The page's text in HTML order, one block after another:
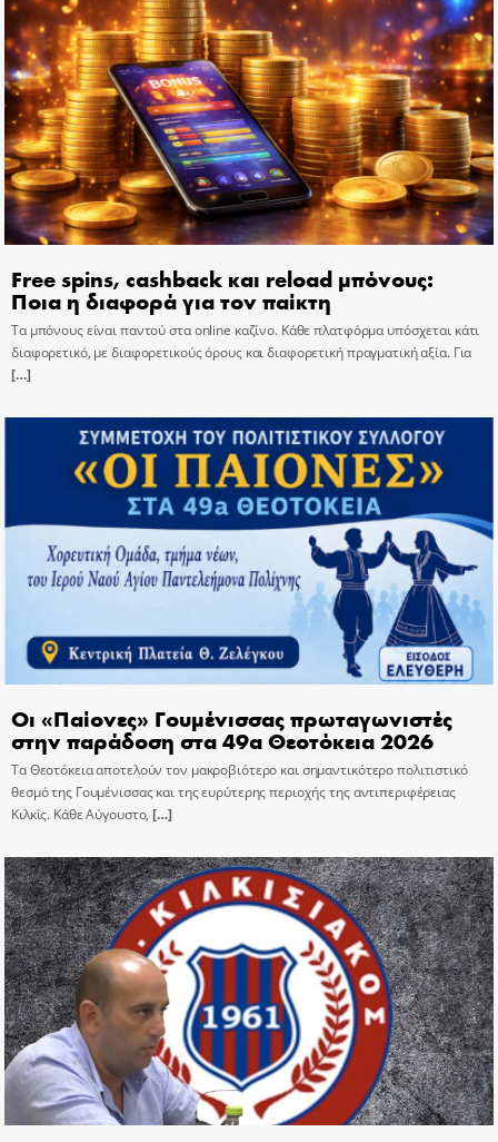
Free spins, cashback και reload μπόνους:
Ποια η διαφορά για τον παίκτη
Τα μπόνους είναι παντού στα online καζίνο. Κάθε πλατφόρμα υπόσχεται κάτι
διαφορετικό, με διαφορετικούς όρους και διαφορετική πραγματική αξία. Για
[…]
Οι «Παίονες» Γουμένισσας πρωταγωνιστές
στην παράδοση στα 49α Θεοτόκεια 2026
Τα Θεοτόκεια αποτελούν τον μακροβιότερο και σημαντικότερο πολιτιστικό
θεσμό της Γουμένισσας και της ευρύτερης περιοχής της αντιπεριφέρειας
Κιλκίς. Κάθε Αύγουστο, […]